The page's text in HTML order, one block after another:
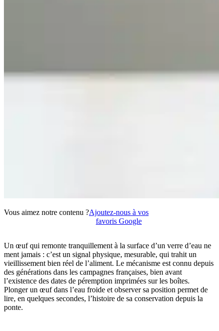
Vous aimez notre contenu ?Ajoutez-nous à vos
favoris Google
Un œuf qui remonte tranquillement à la surface d’un verre d’eau ne
ment jamais : c’est un signal physique, mesurable, qui trahit un
vieillissement bien réel de l’aliment. Le mécanisme est connu depuis
des générations dans les campagnes françaises, bien avant
l’existence des dates de péremption imprimées sur les boîtes.
Plonger un œuf dans l’eau froide et observer sa position permet de
lire, en quelques secondes, l’histoire de sa conservation depuis la
ponte.